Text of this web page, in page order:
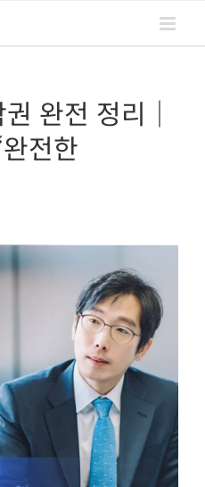
완전 정리｜
전한